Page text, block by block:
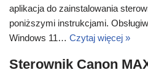
aplikacja do zainstalowania
poniższymi instrukcjami.
Windows 11… Czytaj więcej »
Sterownik Canon